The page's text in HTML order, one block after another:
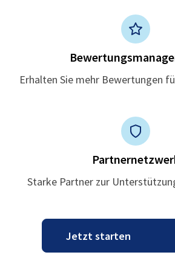
Erhalten Sie mehr Bewertungen
Starke Partner zur